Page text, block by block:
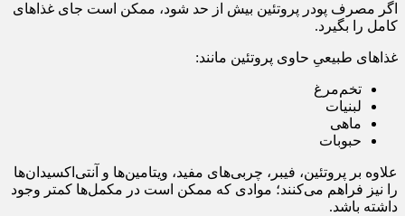
اگر مصرف پودر پروتئین بیش از حد شود، ممکن است جای غذاهای
کامل را بگیرد.
غذاهای طبیعیِ حاوی پروتئین مانند:
تخم‌مرغ
لبنیات
ماهی
حبوبات
علاوه بر پروتئین، فیبر، چربی‌های مفید، ویتامین‌ها و آنتی‌اکسیدان‌ها
را نیز فراهم می‌کنند؛ موادی که ممکن است در مکمل‌ها کمتر وجود
داشته باشد.